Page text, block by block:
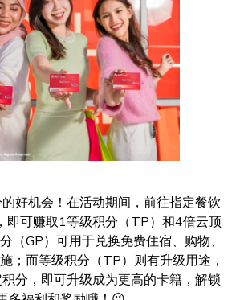
好机会！在活动期间，前往指定餐饮
即可赚取1等级积分（TP）和4倍云顶
（GP）可用于兑换免费住宿、购物、
；而等级积分（TP）则有升级用途，
分，即可升级成为更高的卡籍，解锁